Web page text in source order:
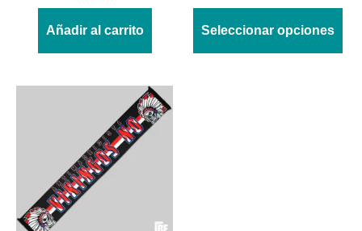
Añadir al carrito Seleccionar opciones